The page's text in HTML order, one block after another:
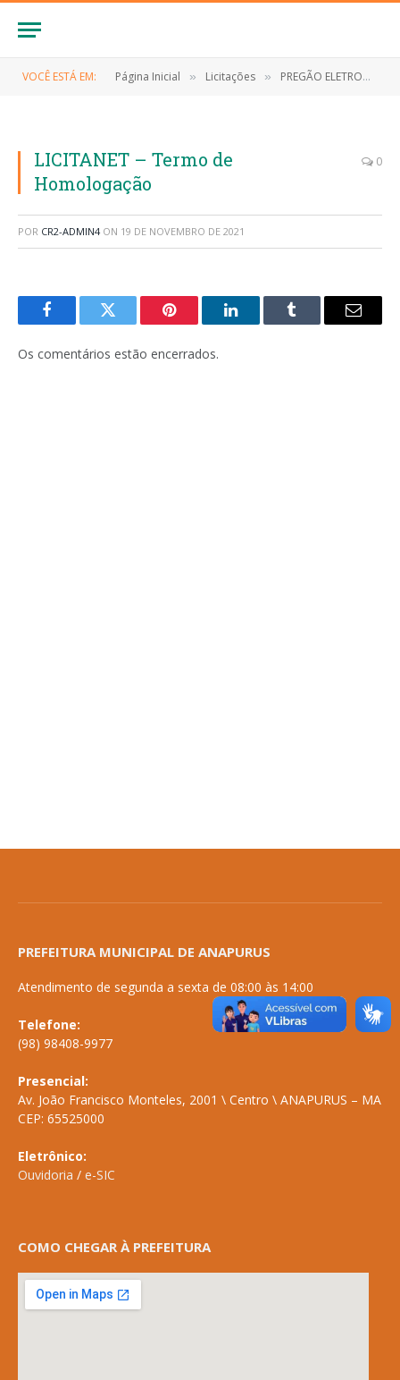
VOCÊ ESTÁ EM: Página Inicial » Licitações » PREGÃO ELETRONICO Nº 018/2021-SRP (CONTRATAÇÃO DE EMPRESA ESPECIALIZADA NA PRESTAÇÃO DE SERVIÇOS DE MANUTENÇÃO DE AR CONDICIONADO)
LICITANET – Termo de
Homologação
0
POR CR2-ADMIN4 ON 19 DE NOVEMBRO DE 2021
FacebookTwitter Pinterest LinkedInTumblr
E-
Os comentários estão encerrados.
PREFEITURA MUNICIPAL DE ANAPURUS
Atendimento de segunda a sexta de 08:00 às 14:00
Telefone:
(98) 98408-9977
Presencial:
Av. João Francisco Monteles, 2001 \ Centro \ ANAPURUS – MA
CEP: 65525000
Eletrônico:
Ouvidoria / e-SIC
COMO CHEGAR À PREFEITURA